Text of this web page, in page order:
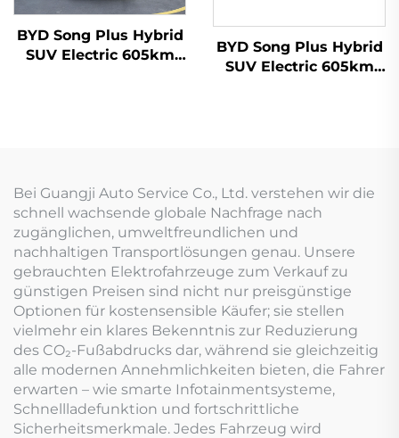
BYD Song Plus Hybrid
SUV Electric 605km
BYD Song Plus Hybrid
SUV Electric 605km
Bei Guangji Auto Service Co., Ltd. verstehen wir die
schnell wachsende globale Nachfrage nach
zugänglichen, umweltfreundlichen und
nachhaltigen Transportlösungen genau. Unsere
gebrauchten Elektrofahrzeuge zum Verkauf zu
günstigen Preisen sind nicht nur preisgünstige
Optionen für kostensensible Käufer; sie stellen
vielmehr ein klares Bekenntnis zur Reduzierung
des CO₂-Fußabdrucks dar, während sie gleichzeitig
alle modernen Annehmlichkeiten bieten, die Fahrer
erwarten – wie smarte Infotainmentsysteme,
Schnellladefunktion und fortschrittliche
Sicherheitsmerkmale. Jedes Fahrzeug wird